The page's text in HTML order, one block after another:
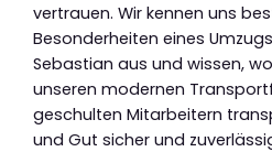
vertrauen. Wir kennen uns
Besonderheiten eines
Sebastian aus und wissen,
unseren modernen
geschulten Mitarbeitern
und Gut sicher und